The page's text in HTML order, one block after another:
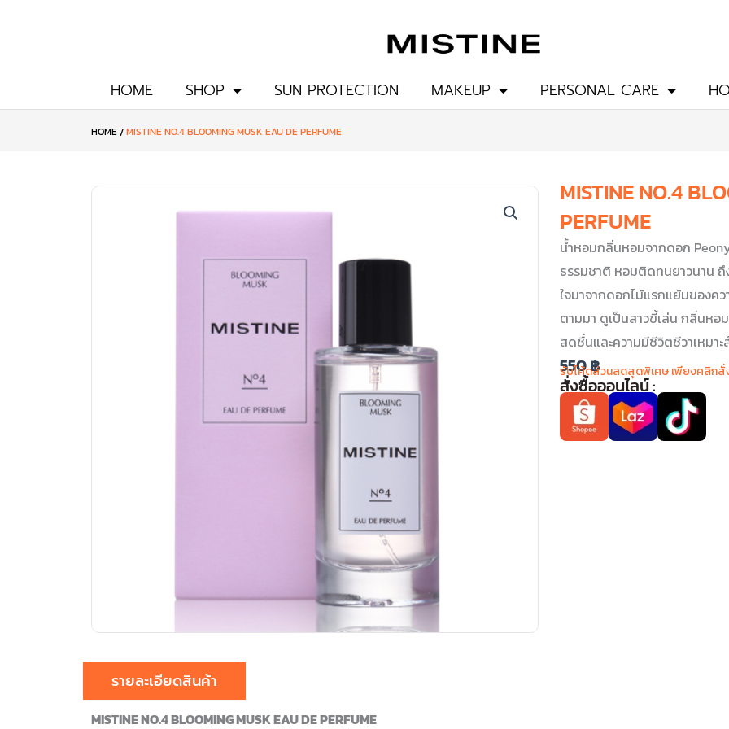
HOME SHOP SUN PROTECTION MAKEUP PERSONAL CARE
HOME/MISTINE NO.4 BLOOMING MUSK EAU DE PERFUME
MISTINE NO.4
PERFUME
น้ำหอมกลิ่นหอมจากดอก
ธรรมชาติ หอมติดทนยาวนาน
ใจมาจากดอกไม้แรกแย้มของค
ตามมา ดูเป็นสาวขี้เล่น กลิ่นหอ
สดชื่นและความมีชีวิตชีวาเหมา
550฿
รับโค้ดส่วนลดสุดพิเศษ เพียงคลิกสั่
สั่งซื้อออนไลน์ :
รายละเอียดสินค้า
MISTINE NO.4 BLOOMING MUSK EAU DE PERFUME